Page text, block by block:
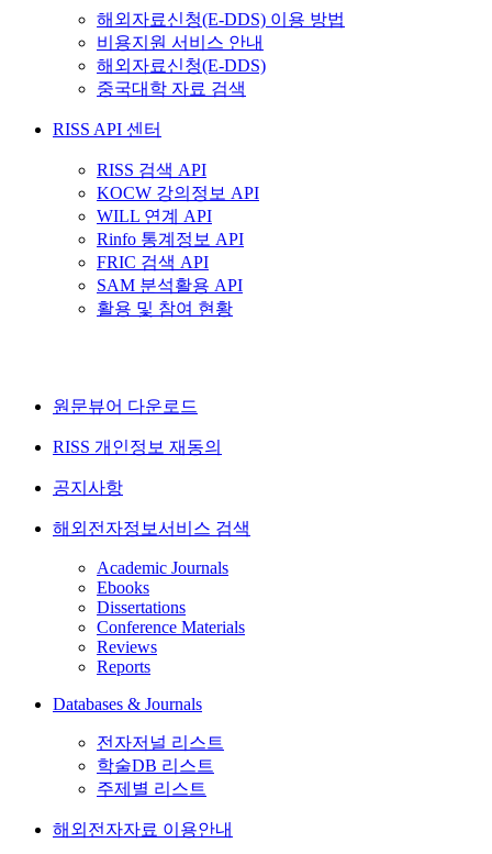
해외자료신청(E-DDS) 이용 방법
비용지원 서비스 안내
해외자료신청(E-DDS)
중국대학 자료 검색
RISS API 센터
RISS 검색 API
KOCW 강의정보 API
WILL 연계 API
Rinfo 통계정보 API
FRIC 검색 API
SAM 분석활용 API
활용 및 참여 현황
원문뷰어 다운로드
RISS 개인정보 재동의
공지사항
해외전자정보서비스 검색
Academic Journals
Ebooks
Dissertations
Conference Materials
Reviews
Reports
Databases & Journals
전자저널 리스트
학술DB 리스트
주제별 리스트
해외전자자료 이용안내